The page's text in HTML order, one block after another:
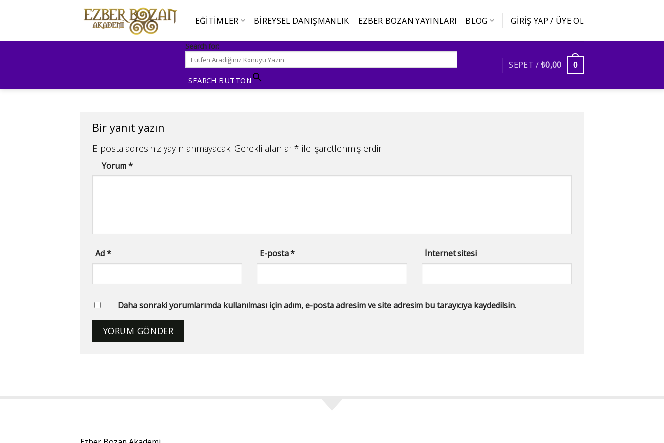
EĞITIMLER BIREYSEL DANIŞMANLIK EZBER BOZAN YAYINLARI BLOG GIRIŞ YAP / ÜYE OL
Search for:
SEARCH BUTTON
SEPET / ₺0,00 0
Bir yanıt yazın
E-posta adresiniz yayınlanmayacak. Gerekli alanlar * ile işaretlenmişlerdir
Yorum*
Ad* E-posta* İnternet sitesi
Daha sonraki yorumlarımda kullanılması için adım, e-posta adresim ve site adresim bu tarayıcıya kaydedilsin.